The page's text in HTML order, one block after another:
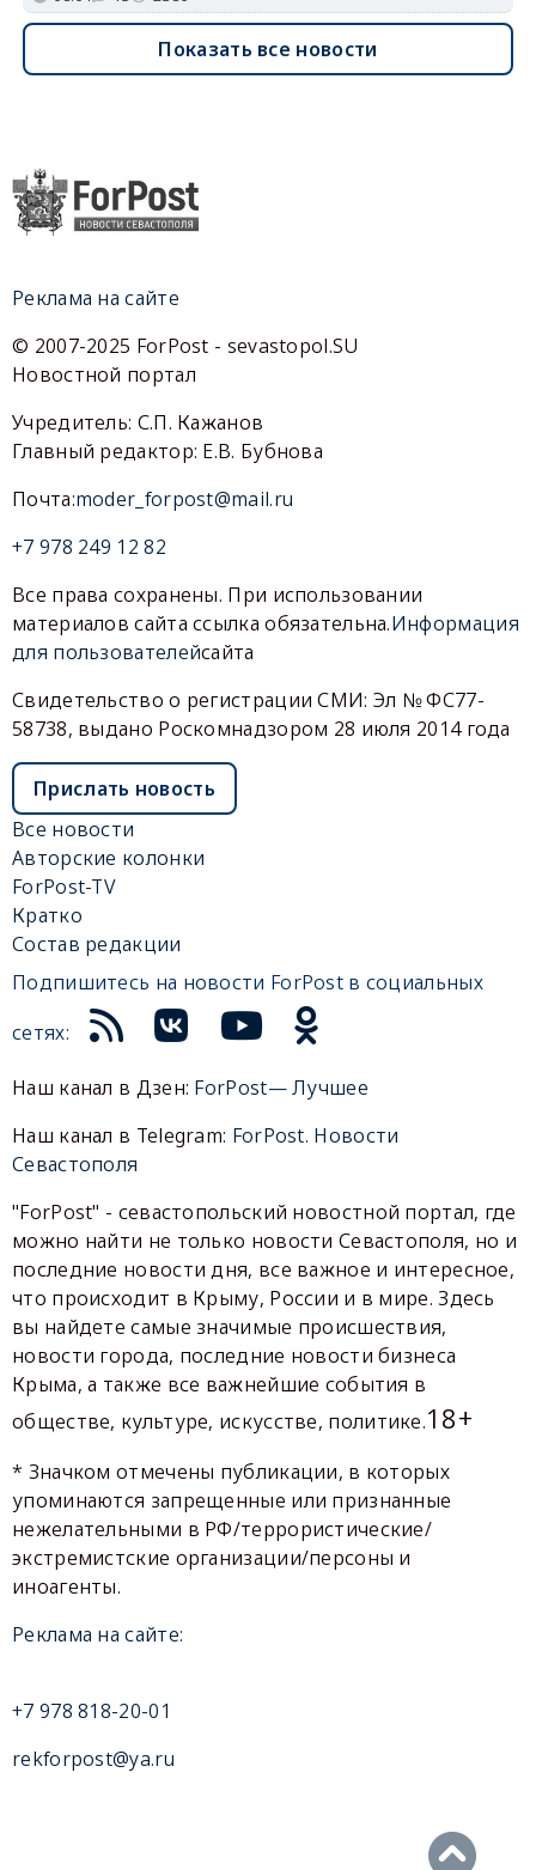
Показать все новости
Реклама на сайте
© 2007-2025 ForPost - sevastopol.SU
Новостной портал
Учредитель: С.П. Кажанов
Главный редактор: Е.В. Бубнова
Почта:moder_forpost@mail.ru
+7 978 249 12 82
Все права сохранены. При использовании
материалов сайта ссылка обязательна.Информация
для пользователейсайта
Свидетельство о регистрации СМИ: Эл № ФС77-
58738, выдано Роскомнадзором 28 июля 2014 года
Прислать новость
Все новости
Авторские колонки
ForPost-TV
Кратко
Состав редакции
Подпишитесь на новости ForPost в социальных
сетях:
Наш канал в Дзен: ForPost— Лучшее
Наш канал в Telegram: ForPost. Новости
Севастополя
"ForPost" - севастопольский новостной портал, где
можно найти не только новости Севастополя, но и
последние новости дня, все важное и интересное,
что происходит в Крыму, России и в мире. Здесь
вы найдете самые значимые происшествия,
новости города, последние новости бизнеса
Крыма, а также все важнейшие события в
обществе, культуре, искусстве, политике.18+
* Значком отмечены публикации, в которых
упоминаются запрещенные или признанные
нежелательными в РФ/террористические/
экстремистские организации/персоны и
иноагенты.
Реклама на сайте:
+7 978 818-20-01
rekforpost@ya.ru